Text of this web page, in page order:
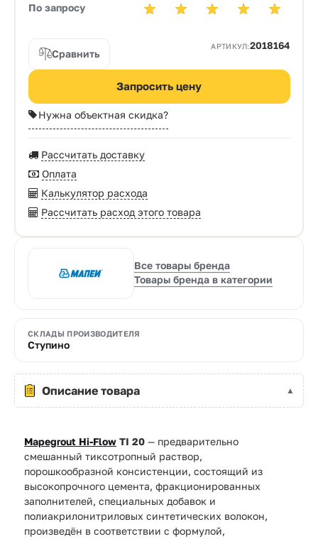
По запросу
Сравнить
АРТИКУЛ:2018164
Запросить цену
Нужна объектная скидка?
Рассчитать доставку
Оплата
Калькулятор расхода
Рассчитать расход этого товара
Все товары бренда
Товары бренда в категории
СКЛАДЫ ПРОИЗВОДИТЕЛЯ
Ступино
Описание товара
Mapegrout Hi-Flow TI 20 — предварительно
смешанный тиксотропный раствор,
порошкообразной консистенции, состоящий из
высокопрочного цемента, фракционированных
заполнителей, специальных добавок и
полиакрилонитриловых синтетических волокон,
произведён в соответствии с формулой,